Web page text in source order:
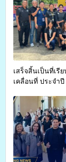
เสร็จสิ้นเป็นที่เรี
เคลื่อนที่ ประจำ